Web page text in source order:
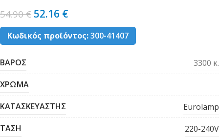
54.90€ 52.16 €
Κωδικός προϊόντος:300-41407
ΒΑΡΟΣ 3300 κ.
ΧΡΩΜΑ
ΚΑΤΑΣΚΕΥΑΣΤΗΣ Eurolamp
ΤΑΣΗ 220-240V